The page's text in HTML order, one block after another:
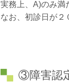
実務上、A)のみ満
なお、初診日が２
③障害認